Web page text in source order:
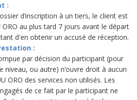
:
d’inscription à un tiers, le client est
ORO au plus tard 7 jours avant le départ
d'en obtenir un accusé de réception.
:
par décision du participant (pour
niveau, ou autre) n’ouvre droit à aucun
ORO des services non utilisés. Les
de ce fait par le participant ne